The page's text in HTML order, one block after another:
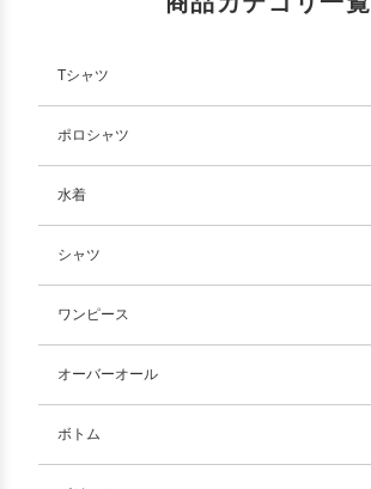
Tシャツ
ポロシャツ
水着
シャツ
ワンピース
オーバーオール
ボトム